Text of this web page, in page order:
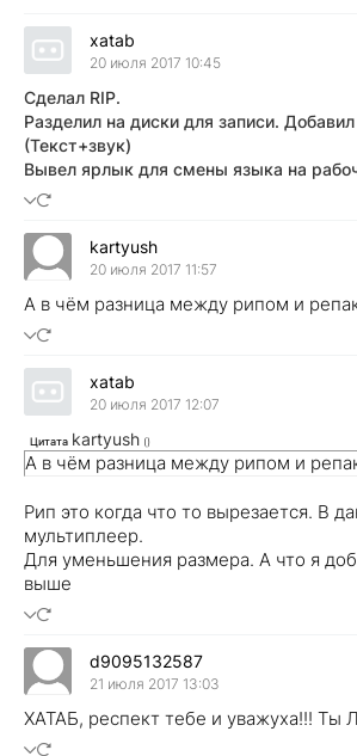
xatab
20 июля 2017 10:45
Сделал RIP.
Разделил на диски для записи. Добавил
(Текст+звук)
Вывел ярлык для смены языка на
kartyush
20 июля 2017 11:57
А в чём разница между рипом и
xatab
20 июля 2017 12:07
Цитата kartyush ()
А в чём разница между рипом и
Рип это когда что то вырезается. В
мультиплеер.
Для уменьшения размера. А что я
выше
d9095132587
21 июля 2017 13:03
ХАТАБ, респект тебе и уважуха!!!